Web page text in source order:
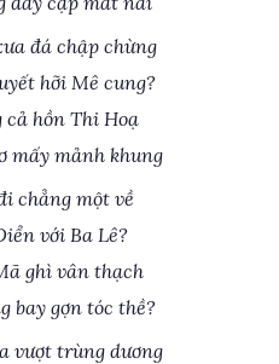
đá chập chừng
hỡi Mê cung?
hồn Thi Hoạ
mấy mảnh khung
chẳng một về
với Ba Lê?
ghì vân thạch
bay gợn tóc thề?
vượt trùng dương